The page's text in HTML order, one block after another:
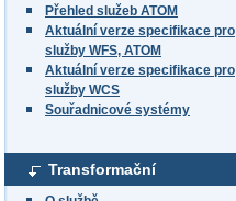
Přehled služeb ATOM
Aktuální verze specifikace pro
služby WFS, ATOM
Aktuální verze specifikace pro
služby WCS
Souřadnicové systémy
Transformační